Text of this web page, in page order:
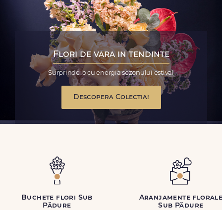
Flori de vara in tendinte
Surprinde-o cu energia sezonului estival
Descopera Colectia!
Buchete flori Sub
Pădure
Aranjamente
Sub Pădure